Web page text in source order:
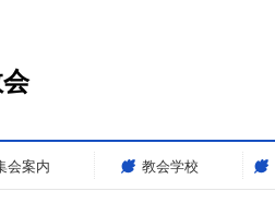
会案内 教会学校